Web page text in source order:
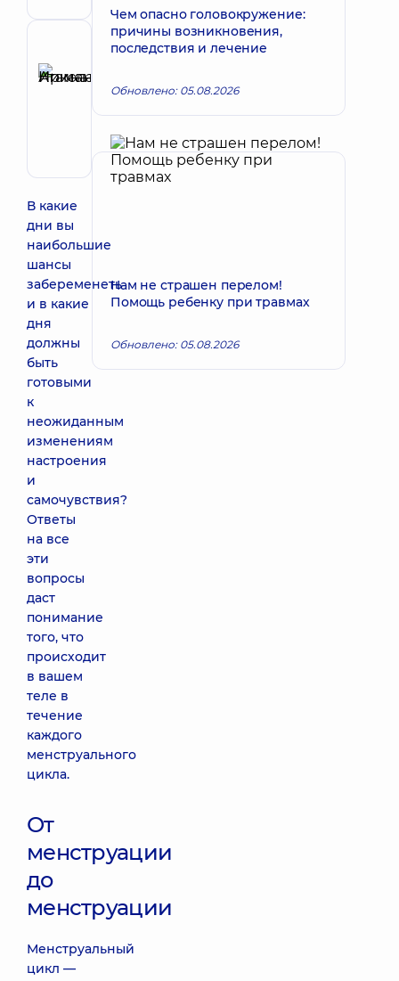
диагностики
Рецензент
Ирина
Николаевна
Акушер-
гинеколог;
Врач
ультразвуковой
Запись к врачу
В какие
дни вы
наибольшие
шансы
забеременеть
и в какие
дня
должны
быть
готовыми
к
неожиданным
изменениям
настроения
и
самочувствия?
Ответы
на все
эти
вопросы
даст
понимание
того, что
происходит
в вашем
теле в
течение
каждого
менструального
цикла.
От
менструации
до
менструации
Менструальный
цикл —
Чем опасно головокружение:
причины возникновения,
последствия и лечение
Обновлено: 05.08.2026
Нам не страшен перелом!
Помощь ребенку при травмах
Обновлено: 05.08.2026